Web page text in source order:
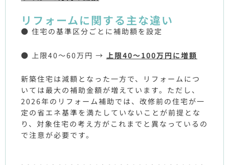
リフォームに関する主な違い
● 住宅の基準区分ごとに補助額を設定
● 上限40～60万円 → 上限40～100万円に増額
新築住宅は減額となった一方で、リフォームにつ
いては最大の補助金額が増えています。ただし、
2026年のリフォーム補助では、改修前の住宅が一
定の省エネ基準を満たしていないことが前提とな
り、対象住宅の考え方がこれまでと異なっているの
で注意が必要です。